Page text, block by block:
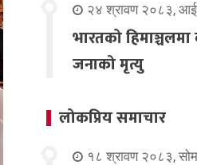
२४ श्रावण २०८३,
भारतको
जनाको मृत्यु
लोकप्रिय समाचार
१८ श्रावण २०८३,